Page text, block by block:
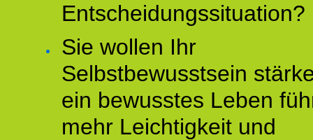
Entscheidungssituation?
Sie wollen Ihr
Selbstbewusstsein
ein bewusstes Leben
mehr Leichtigkeit und